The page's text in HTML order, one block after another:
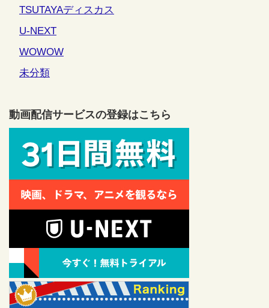
TSUTAYAディスカス
U-NEXT
WOWOW
未分類
動画配信サービスの登録はこちら